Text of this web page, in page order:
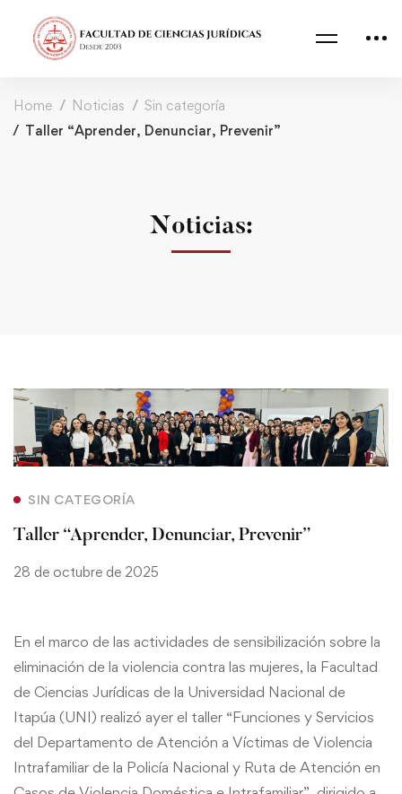
Home Noticias
Sin categoría
Taller “Aprender, Denunciar, Prevenir”
Noticias:
SIN CATEGORÍA
Taller “Aprender, Denunciar, Prevenir”
28 de octubre de 2025
En el marco de las actividades de sensibilización sobre la
eliminación de la violencia contra las mujeres, la Facultad
de Ciencias Jurídicas de la Universidad Nacional de
Itapúa (UNI) realizó ayer el taller “Funciones y Servicios
del Departamento de Atención a Víctimas de Violencia
Intrafamiliar de la Policía Nacional y Ruta de Atención en